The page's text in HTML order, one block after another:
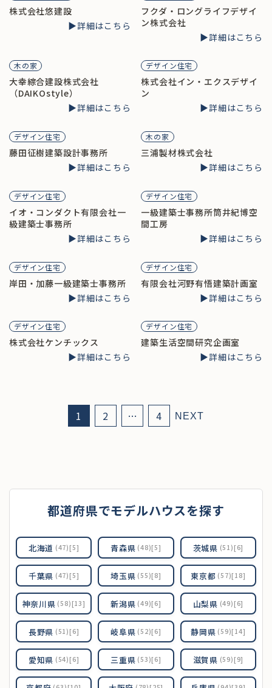
株式会社悠建設
▶︎詳細はこちら
フクダ・ロングライフデザイ
ン株式会社
▶︎詳細はこちら
木の家
大幸綜合建設株式会社
（DAIKOstyle）
▶︎詳細はこちら
デザイン住宅
株式会社イン・エクスデザイ
ン
▶︎詳細はこちら
デザイン住宅
藤田征樹建築設計事務所
▶︎詳細はこちら
木の家
三浦製材株式会社
▶︎詳細はこちら
デザイン住宅
イオ・コンダクト有限会社一
級建築士事務所
▶︎詳細はこちら
デザイン住宅
一級建築士事務所筒井紀博空
間工房
▶︎詳細はこちら
デザイン住宅
岸田・加藤一級建築士事務所
▶︎詳細はこちら
デザイン住宅
有限会社河野有悟建築計画室
▶︎詳細はこちら
デザイン住宅
株式会社ケンチックス
▶︎詳細はこちら
デザイン住宅
建築生活空間研究企画室
▶︎詳細はこちら
1 2 … 4 NEXT
都道府県でモデルハウスを探す
北海道 (47)[5] 青森県 (48)[5] 茨城県 (51)[6]
千葉県 (47)[5] 埼玉県 (55)[8] 東京都 (57)[18]
神奈川県 (58)[13] 新潟県 (49)[6] 山梨県 (49)[6]
長野県 (51)[6] 岐阜県 (52)[6] 静岡県 (59)[14]
愛知県 (54)[6] 三重県 (53)[6] 滋賀県 (59)[9]